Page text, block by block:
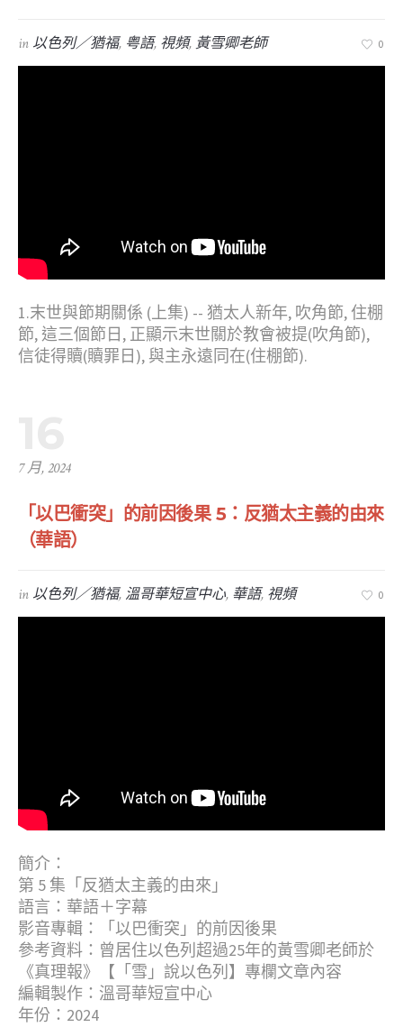
in 以色列／猶福, 粤語, 視頻,黃雪卿老師 0
1.末世與節期關係 (上集) -- 猶太人新年, 吹角節, 住棚
節, 這三個節日, 正顯示末世關於教會被提(吹角節),
信徒得贖(贖罪日), 與主永遠同在(住棚節).
7 月, 2024
「以巴衝突」的前因後果 5：反猶太主義的由來
（華語）
in 以色列／猶福, 溫哥華短宣中心, 華語, 視頻 0
簡介：
第 5 集「反猶太主義的由來」
語言：華語＋字幕
影音專輯：「以巴衝突」的前因後果
參考資料：曾居住以色列超過25年的黃雪卿老師於
《真理報》【「雪」說以色列】專欄文章內容
編輯製作：溫哥華短宣中心
年份：2024